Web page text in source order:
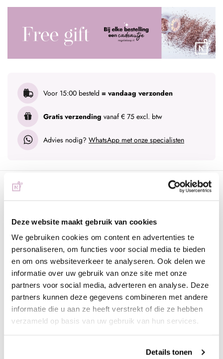
Deze website maakt gebruik van cookies
We gebruiken cookies om content en advertenties te
personaliseren, om functies voor social media te bieden
en om ons websiteverkeer te analyseren. Ook delen we
informatie over uw gebruik van onze site met onze
partners voor social media, adverteren en analyse. Deze
partners kunnen deze gegevens combineren met andere
informatie die u aan ze heeft verstrekt of die ze hebben
verzameld op basis van uw gebruik van hun services.
Details tonen
Voor 15:00 besteld = vandaag verzonden
Gratis verzending vanaf € 75 excl. btw
Advies nodig? WhatsApp met onze specialisten
Omschrijving
Deze heerlijke geur heeft als hoofdnoten karamel, aromatisch en
houtachtig en zacht kruidig naar boven.
Joyfull Journey M17 is een oosters houtachtige geur voor heren.
De topnoten zijn manderijn en scharlei. De hartnoten zijn
karamel en tonkaboon. De basisnoot is vetiver.
De verpakking bevat 8ml en is voorzien van een mooie, luxe
omhulsel en automiser. Hierdoor is het ideaal om mee te nemen